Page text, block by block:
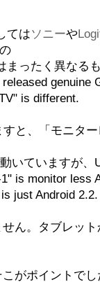
てはソニーや
まったく異なる
genuine
is different.
すと、「モニタ
いていますが
is monitor less
just Android 2.2.
ん。タブレッ
がポイントでし